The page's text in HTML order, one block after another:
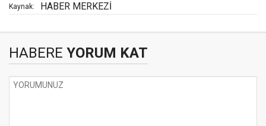
Kaynak: HABER MERKEZİ
HABERE YORUM KAT